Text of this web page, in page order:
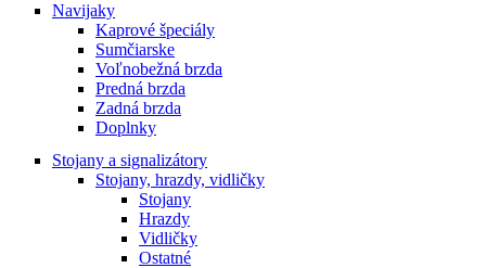
Navijaky
Kaprové špeciály
Sumčiarske
Voľnobežná brzda
Predná brzda
Zadná brzda
Doplnky
Stojany a signalizátory
Stojany, hrazdy, vidličky
Stojany
Hrazdy
Vidličky
Ostatné